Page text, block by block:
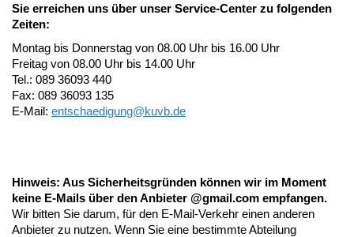
Sie erreichen uns über unser Service-Center zu folgenden
Zeiten:
Montag bis Donnerstag von 08.00 Uhr bis 16.00 Uhr
Freitag von 08.00 Uhr bis 14.00 Uhr
Tel.: 089 36093 440
Fax: 089 36093 135
E-Mail: entschaedigung@kuvb.de
Hinweis: Aus Sicherheitsgründen können wir im Moment
keine E-Mails über den Anbieter @gmail.com empfangen.
Wir bitten Sie darum, für den E-Mail-Verkehr einen anderen
Anbieter zu nutzen. Wenn Sie eine bestimmte Abteilung